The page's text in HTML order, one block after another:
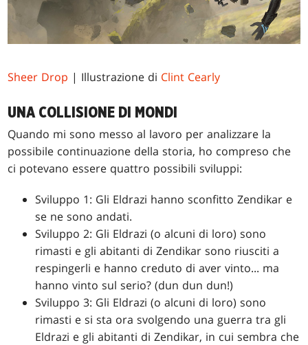
Sheer Drop | Illustrazione di Clint Cearly
UNA COLLISIONE DI MONDI
Quando mi sono messo al lavoro per analizzare la
possibile continuazione della storia, ho compreso che
ci potevano essere quattro possibili sviluppi:
Sviluppo 1: Gli Eldrazi hanno sconfitto Zendikar e
se ne sono andati.
Sviluppo 2: Gli Eldrazi (o alcuni di loro) sono
rimasti e gli abitanti di Zendikar sono riusciti a
respingerli e hanno creduto di aver vinto... ma
hanno vinto sul serio? (dun dun dun!)
Sviluppo 3: Gli Eldrazi (o alcuni di loro) sono
rimasti e si sta ora svolgendo una guerra tra gli
Eldrazi e gli abitanti di Zendikar, in cui sembra che